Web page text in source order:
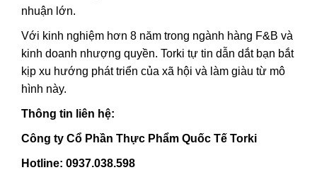
nhuận lớn.
Với kinh nghiệm hơn 8 năm trong ngành hàng F&B và
kinh doanh nhượng quyền. Torki tự tin dẫn dắt bạn bắt
kịp xu hướng phát triển của xã hội và làm giàu từ mô
hình này.
Thông tin liên hệ:
Công ty Cổ Phần Thực Phẩm Quốc Tế Torki
Hotline: 0937.038.598